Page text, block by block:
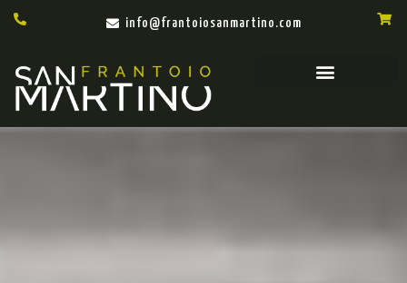
info@frantoiosanmartino.com